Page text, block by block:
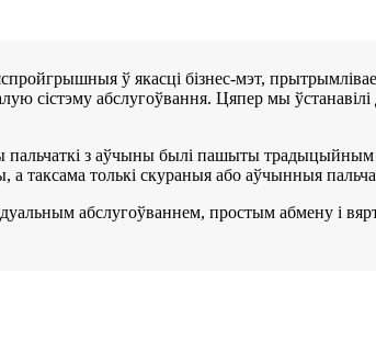
ў якасці бізнес-мэт,
сістэму абслугоўвання. Цяпер мы
з аўчыны былі пашыты
таксама толькі скураныя або аўчынныя
абслугоўваннем, простым абмену і